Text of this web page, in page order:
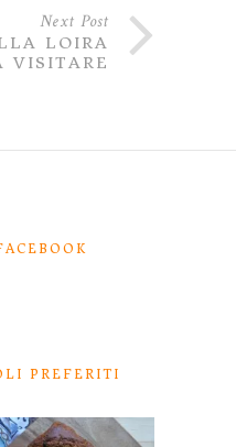
Next Post
LOIRA
VISITARE
PREFERITI